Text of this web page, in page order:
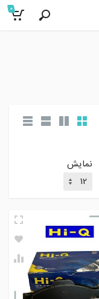
0
نمایش